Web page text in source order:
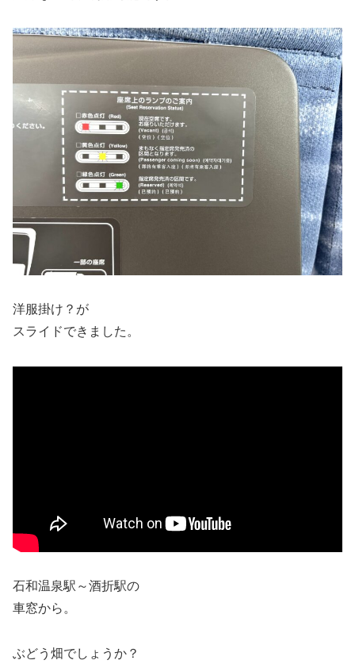
洋服掛け？が
スライドできました。
石和温泉駅～酒折駅の
車窓から。
ぶどう畑でしょうか？